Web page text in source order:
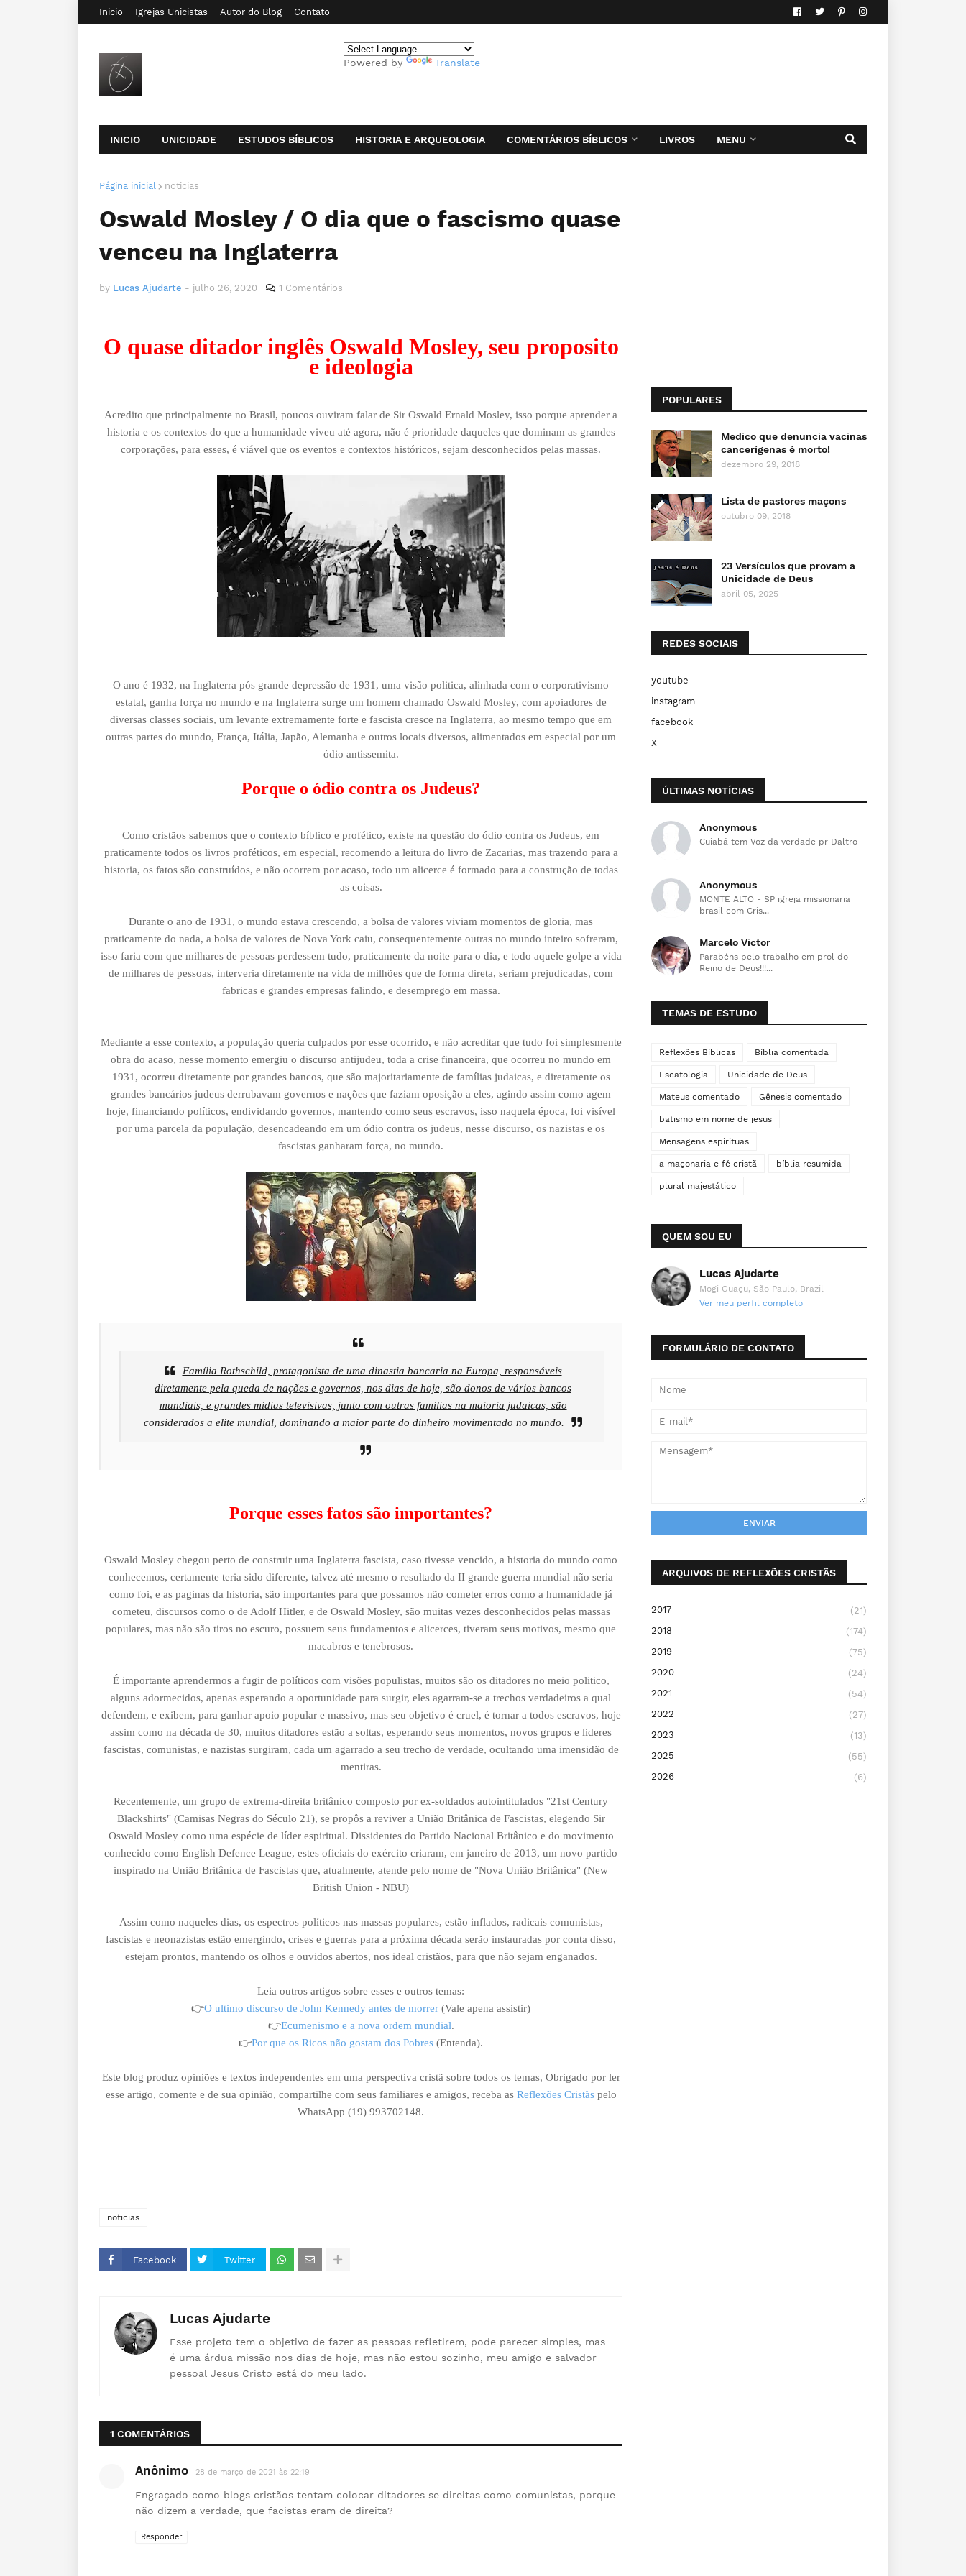
Inicio Igrejas Unicistas Autor do Blog Contato
Powered by Translate
INICIO UNICIDADE ESTUDOS BÍBLICOS HISTORIA E ARQUEOLOGIA COMENTÁRIOS BÍBLICOS LIVROS MENU
Página inicial noticias
Oswald Mosley / O dia que o fascismo quase
venceu na Inglaterra
by Lucas Ajudarte - julho 26, 2020 1 Comentários
O quase ditador inglês Oswald Mosley, seu proposito
e ideologia
Acredito que principalmente no Brasil, poucos ouviram falar de Sir Oswald Ernald Mosley, isso porque aprender a
historia e os contextos do que a humanidade viveu até agora, não é prioridade daqueles que dominam as grandes
corporações, para esses, é viável que os eventos e contextos históricos, sejam desconhecidos pelas massas.
O ano é 1932, na Inglaterra pós grande depressão de 1931, uma visão politica, alinhada com o corporativismo
estatal, ganha força no mundo e na Inglaterra surge um homem chamado Oswald Mosley, com apoiadores de
diversas classes sociais, um levante extremamente forte e fascista cresce na Inglaterra, ao mesmo tempo que em
outras partes do mundo, França, Itália, Japão, Alemanha e outros locais diversos, alimentados em especial por um
ódio antissemita.
Porque o ódio contra os Judeus?
Como cristãos sabemos que o contexto bíblico e profético, existe na questão do ódio contra os Judeus, em
praticamente todos os livros proféticos, em especial, recomendo a leitura do livro de Zacarias, mas trazendo para a
historia, os fatos são construídos, e não ocorrem por acaso, todo um alicerce é formado para a construção de todas
as coisas.
Durante o ano de 1931, o mundo estava crescendo, a bolsa de valores viviam momentos de gloria, mas
praticamente do nada, a bolsa de valores de Nova York caiu, consequentemente outras no mundo inteiro sofreram,
isso faria com que milhares de pessoas perdessem tudo, praticamente da noite para o dia, e todo aquele golpe a vida
de milhares de pessoas, interveria diretamente na vida de milhões que de forma direta, seriam prejudicadas, com
fabricas e grandes empresas falindo, e desemprego em massa.
Mediante a esse contexto, a população queria culpados por esse ocorrido, e não acreditar que tudo foi simplesmente
obra do acaso, nesse momento emergiu o discurso antijudeu, toda a crise financeira, que ocorreu no mundo em
1931, ocorreu diretamente por grandes bancos, que são majoritariamente de famílias judaicas, e diretamente os
grandes bancários judeus derrubavam governos e nações que faziam oposição a eles, agindo assim como agem
hoje, financiando políticos, endividando governos, mantendo como seus escravos, isso naquela época, foi visível
por uma parcela da população, desencadeando em um ódio contra os judeus, nesse discurso, os nazistas e os
fascistas ganharam força, no mundo.
Família Rothschild, protagonista de uma dinastia bancaria na Europa, responsáveis
diretamente pela queda de nações e governos, nos dias de hoje, são donos de vários bancos
mundiais, e grandes mídias televisivas, junto com outras famílias na maioria judaicas, são
considerados a elite mundial, dominando a maior parte do dinheiro movimentado no mundo.
Porque esses fatos são importantes?
Oswald Mosley chegou perto de construir uma Inglaterra fascista, caso tivesse vencido, a historia do mundo como
conhecemos, certamente teria sido diferente, talvez até mesmo o resultado da II grande guerra mundial não seria
como foi, e as paginas da historia, são importantes para que possamos não cometer erros como a humanidade já
cometeu, discursos como o de Adolf Hitler, e de Oswald Mosley, são muitas vezes desconhecidos pelas massas
populares, mas não são tiros no escuro, possuem seus fundamentos e alicerces, tiveram seus motivos, mesmo que
macabros e tenebrosos.
É importante aprendermos a fugir de políticos com visões populistas, muitos são os ditadores no meio politico,
alguns adormecidos, apenas esperando a oportunidade para surgir, eles agarram-se a trechos verdadeiros a qual
defendem, e exibem, para ganhar apoio popular e massivo, mas seu objetivo é cruel, é tornar a todos escravos, hoje
assim como na década de 30, muitos ditadores estão a soltas, esperando seus momentos, novos grupos e lideres
fascistas, comunistas, e nazistas surgiram, cada um agarrado a seu trecho de verdade, ocultando uma imensidão de
mentiras.
Recentemente, um grupo de extrema-direita britânico composto por ex-soldados autointitulados "21st Century
Blackshirts" (Camisas Negras do Século 21), se propôs a reviver a União Britânica de Fascistas, elegendo Sir
Oswald Mosley como uma espécie de líder espiritual. Dissidentes do Partido Nacional Britânico e do movimento
conhecido como English Defence League, estes oficiais do exército criaram, em janeiro de 2013, um novo partido
inspirado na União Britânica de Fascistas que, atualmente, atende pelo nome de "Nova União Britânica" (New
British Union - NBU)
Assim como naqueles dias, os espectros políticos nas massas populares, estão inflados, radicais comunistas,
fascistas e neonazistas estão emergindo, crises e guerras para a próxima década serão instauradas por conta disso,
estejam prontos, mantendo os olhos e ouvidos abertos, nos ideal cristãos, para que não sejam enganados.
Leia outros artigos sobre esses e outros temas:
👉O ultimo discurso de John Kennedy antes de morrer (Vale apena assistir)
👉Ecumenismo e a nova ordem mundial.
👉Por que os Ricos não gostam dos Pobres (Entenda).
Este blog produz opiniões e textos independentes em uma perspectiva cristã sobre todos os temas, Obrigado por ler
esse artigo, comente e de sua opinião, compartilhe com seus familiares e amigos, receba as Reflexões Cristãspelo
WhatsApp (19) 993702148.
noticias
Facebook Twitter
Lucas Ajudarte
Esse projeto tem o objetivo de fazer as pessoas refletirem, pode parecer simples, mas
é uma árdua missão nos dias de hoje, mas não estou sozinho, meu amigo e salvador
pessoal Jesus Cristo está do meu lado.
1 COMENTÁRIOS
Anônimo 28 de março de 2021 às 22:19
Engraçado como blogs cristãos tentam colocar ditadores se direitas como comunistas, porque
não dizem a verdade, que facistas eram de direita?
Responder
POPULARES
Medico que denuncia vacinas
cancerígenas é morto!
dezembro 29, 2018
Lista de pastores maçons
outubro 09, 2018
23 Versículos que provam a
Unicidade de Deus
abril 05, 2025
REDES SOCIAIS
youtube
instagram
facebook
X
ÚLTIMAS NOTÍCIAS
Anonymous
Cuiabá tem Voz da verdade pr Daltro
Anonymous
MONTE ALTO - SP igreja missionaria
brasil com Cris...
Marcelo Victor
Parabéns pelo trabalho em prol do
Reino de Deus!!!...
TEMAS DE ESTUDO
Reflexões Bíblicas Bíblia comentada
Escatologia Unicidade de Deus
Mateus comentado Gênesis comentado
batismo em nome de jesus
Mensagens espirituas
a maçonaria e fé cristã bíblia resumida
plural majestático
QUEM SOU EU
Lucas Ajudarte
Mogi Guaçu, São Paulo, Brazil
Ver meu perfil completo
FORMULÁRIO DE CONTATO
ARQUIVOS DE REFLEXÕES CRISTÃS
2017
(21)
2018
(174)
2019
(75)
2020
(24)
2021
(54)
2022
(27)
2023
(13)
2025
(55)
2026
(6)